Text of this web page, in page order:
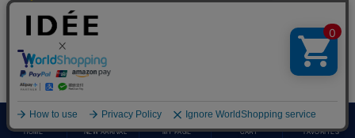
【在庫限り】 上出長右衛門窯
長皿唇型 FORMA JAIME
HOME NEW ARRIVAL MY PAGE CART FAVORITES